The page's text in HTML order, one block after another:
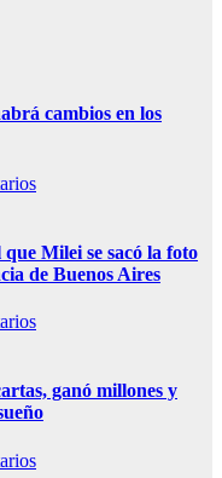
cambios en los
Milei se sacó la foto
de Buenos Aires
ganó millones y